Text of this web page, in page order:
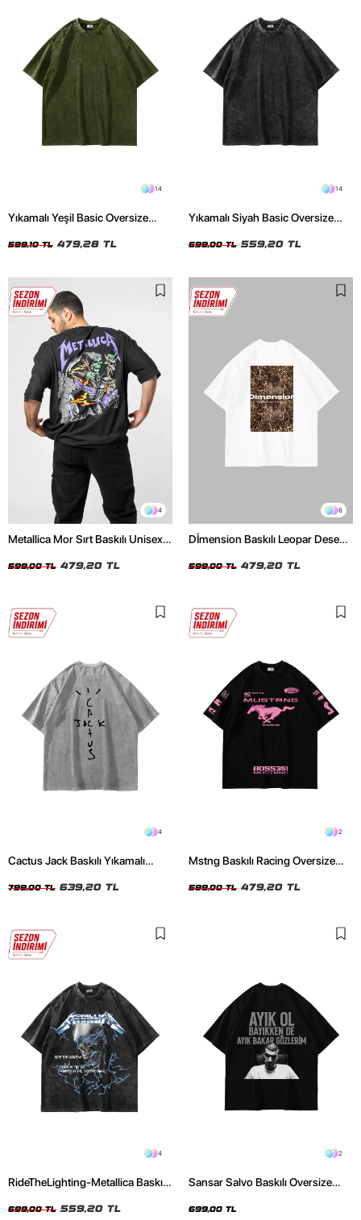
14
Yıkamalı Yeşil Basic Oversize
599,10 TL 479,28 TL
14
Yıkamalı Siyah Basic Oversize
699,00 TL 559,20 TL
4
Metallica Mor Sırt Baskılı Unisex
599,00 TL 479,20 TL
6
Dİmension Baskılı Leopar Desenli
Tshirt
599,00 TL 479,20 TL
4
Cactus Jack Baskılı Yıkamalı
799,00 TL 639,20 TL
2
Mstng Baskılı Racing Oversize
599,00 TL 479,20 TL
4
RideTheLighting-Metallica Baskılı
Tshirt
699,00 TL 559,20 TL
2
Sansar Salvo Baskılı Oversize
699,00 TL